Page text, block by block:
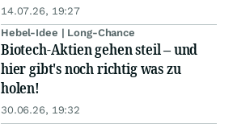
14.07.26, 19:27
Hebel-Idee | Long-Chance
Biotech-Aktien gehen steil – und
hier gibt's noch richtig was zu
holen!
30.06.26, 19:32